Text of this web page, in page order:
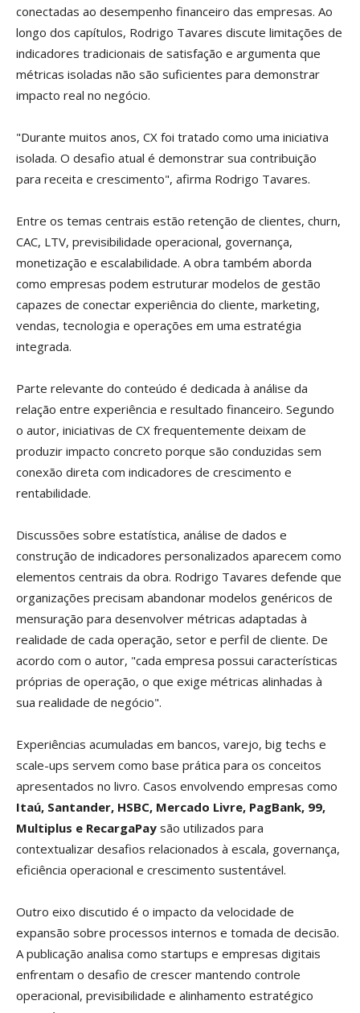
conectadas ao desempenho financeiro das empresas. Ao
longo dos capítulos, Rodrigo Tavares discute limitações de
indicadores tradicionais de satisfação e argumenta que
métricas isoladas não são suficientes para demonstrar
impacto real no negócio.
"Durante muitos anos, CX foi tratado como uma iniciativa
isolada. O desafio atual é demonstrar sua contribuição
para receita e crescimento", afirma Rodrigo Tavares.
Entre os temas centrais estão retenção de clientes, churn,
CAC, LTV, previsibilidade operacional, governança,
monetização e escalabilidade. A obra também aborda
como empresas podem estruturar modelos de gestão
capazes de conectar experiência do cliente, marketing,
vendas, tecnologia e operações em uma estratégia
integrada.
Parte relevante do conteúdo é dedicada à análise da
relação entre experiência e resultado financeiro. Segundo
o autor, iniciativas de CX frequentemente deixam de
produzir impacto concreto porque são conduzidas sem
conexão direta com indicadores de crescimento e
rentabilidade.
Discussões sobre estatística, análise de dados e
construção de indicadores personalizados aparecem como
elementos centrais da obra. Rodrigo Tavares defende que
organizações precisam abandonar modelos genéricos de
mensuração para desenvolver métricas adaptadas à
realidade de cada operação, setor e perfil de cliente. De
acordo com o autor, "cada empresa possui características
próprias de operação, o que exige métricas alinhadas à
sua realidade de negócio".
Experiências acumuladas em bancos, varejo, big techs e
scale-ups servem como base prática para os conceitos
apresentados no livro. Casos envolvendo empresas como
Itaú, Santander, HSBC, Mercado Livre, PagBank, 99,
Multiplus e RecargaPay são utilizados para
contextualizar desafios relacionados à escala, governança,
eficiência operacional e crescimento sustentável.
Outro eixo discutido é o impacto da velocidade de
expansão sobre processos internos e tomada de decisão.
A publicação analisa como startups e empresas digitais
enfrentam o desafio de crescer mantendo controle
operacional, previsibilidade e alinhamento estratégico